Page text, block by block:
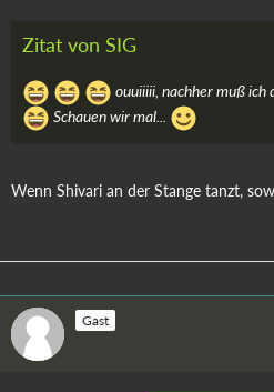
Zitat von SIG
ouuiiiii, nachher muß ich
Schauen wir mal...
Wenn Shivari an der Stange tanzt,
Gast